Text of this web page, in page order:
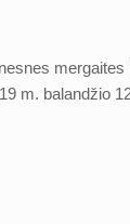
m. balandžio